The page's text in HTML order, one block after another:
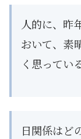
人的に、昨
おいて、素
く思ってい
日関係はど